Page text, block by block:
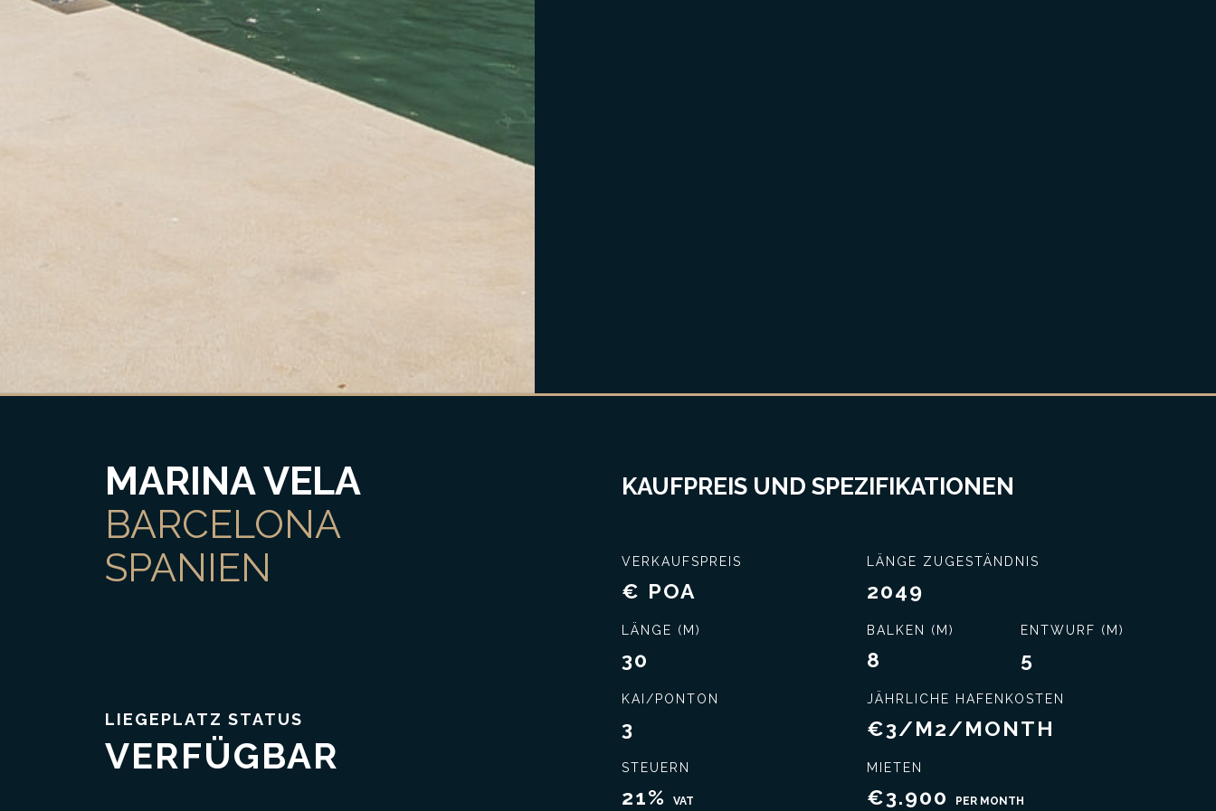
MARINA VELA
BARCELONA
SPANIEN
LIEGEPLATZ STATUS
VERFÜGBAR
KAUFPREIS UND SPEZIFIKATIONEN
VERKAUFSPREIS
€ POA
LÄNGE (M)
30
KAI/PONTON
3
STEUERN
21% VAT
LÄNGE ZUGESTÄNDNIS
2049
BALKEN (M)
8
ENTWURF (M)
5
JÄHRLICHE HAFENKOSTEN
€3/M2/MONTH
MIETEN
€3.900 PER MONTH
Exklusiver Service